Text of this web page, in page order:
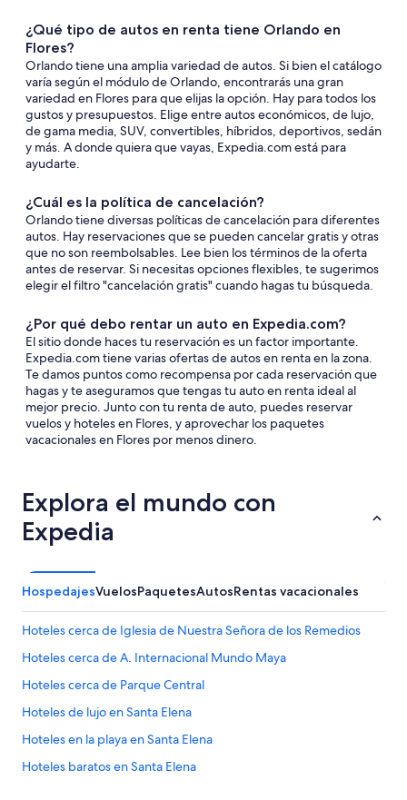
¿Qué tipo de autos en renta tiene Orlando en
Flores?
Orlando tiene una amplia variedad de autos. Si bien el catálogo
varía según el módulo de Orlando, encontrarás una gran
variedad en Flores para que elijas la opción. Hay para todos los
gustos y presupuestos. Elige entre autos económicos, de lujo,
de gama media, SUV, convertibles, híbridos, deportivos, sedán
y más. A donde quiera que vayas, Expedia.com está para
ayudarte.
¿Cuál es la política de cancelación?
Orlando tiene diversas políticas de cancelación para diferentes
autos. Hay reservaciones que se pueden cancelar gratis y otras
que no son reembolsables. Lee bien los términos de la oferta
antes de reservar. Si necesitas opciones flexibles, te sugerimos
elegir el filtro "cancelación gratis" cuando hagas tu búsqueda.
¿Por qué debo rentar un auto en Expedia.com?
El sitio donde haces tu reservación es un factor importante.
Expedia.com tiene varias ofertas de autos en renta en la zona.
Te damos puntos como recompensa por cada reservación que
hagas y te aseguramos que tengas tu auto en renta ideal al
mejor precio. Junto con tu renta de auto, puedes reservar
vuelos y hoteles en Flores, y aprovechar los paquetes
vacacionales en Flores por menos dinero.
Explora el mundo con
Expedia
HospedajesVuelosPaquetesAutosRentas vacacionales
Hoteles cerca de Iglesia de Nuestra Señora de los Remedios
Hoteles cerca de A. Internacional Mundo Maya
Hoteles cerca de Parque Central
Hoteles de lujo en Santa Elena
Hoteles en la playa en Santa Elena
Hoteles baratos en Santa Elena